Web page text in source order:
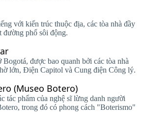
với kiến ​​trúc thuộc địa, các tòa nhà đầy
đường phố sôi động.
được bao quanh bởi các tòa nhà
lớn, Điện Capitol và Cung điện Công lý.
(Museo Botero)
tác phẩm của nghệ sĩ lừng danh người
trong đó có phong cách "Boterismo"